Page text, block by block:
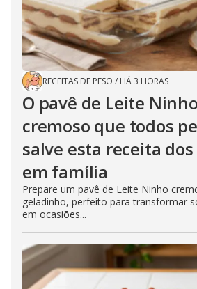
RECEITAS DE PESO / HÁ 3 HORAS
O pavê de Leite
cremoso que todos
salve esta receita
em família
Prepare um pavê de Leite Ninho
geladinho, perfeito para transformar
em ocasiões...